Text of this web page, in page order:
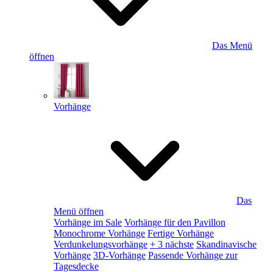
Das Menü
öffnen
Vorhänge
Das
Menü öffnen
Vorhänge im Sale Vorhänge für den Pavillon
Monochrome Vorhänge Fertige Vorhänge
Verdunkelungsvorhänge + 3 nächste Skandinavische
Vorhänge 3D-Vorhänge Passende Vorhänge zur
Tagesdecke